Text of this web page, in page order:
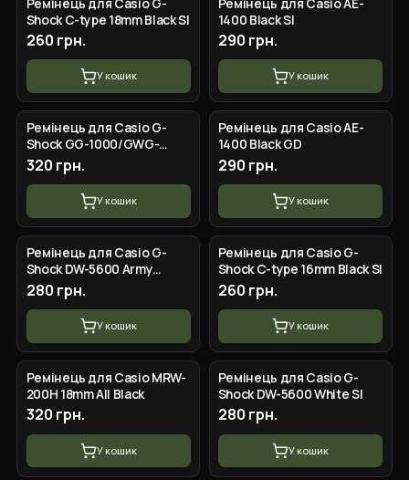
Shock C-type 18mm Black SI
260 грн.
У кошик
1400 Black SI
290 грн.
У кошик
Ремінець для Casio G-
Shock GG-1000/GWG-
100/GSG-100 Army Green
320 грн.
У кошик
Ремінець для Casio AE-
1400 Black GD
290 грн.
У кошик
Ремінець для Casio G-
Shock DW-5600 Army
Green SI
280 грн.
У кошик
Ремінець для Casio G-
Shock C-type 16mm Black SI
260 грн.
У кошик
Ремінець для Casio MRW-
200H 18mm All Black
320 грн.
У кошик
Ремінець для Casio G-
Shock DW-5600 White SI
280 грн.
У кошик